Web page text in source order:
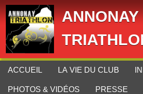
ANNONAY
ACCUEIL LA VIE DU CLUB
PHOTOS & VIDÉOS PRESSE
Panneau de gestion des cookies